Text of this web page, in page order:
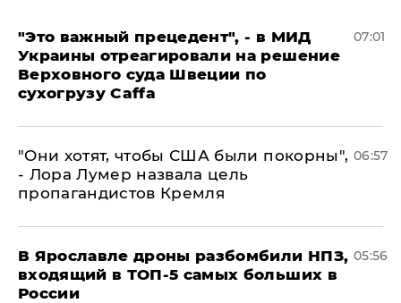
"Это важный прецедент", - в МИД
Украины отреагировали на решение
Верховного суда Швеции по
сухогрузу Caffa
07:01
"Они хотят, чтобы США были покорны",
- Лора Лумер назвала цель
пропагандистов Кремля
06:57
В Ярославле дроны разбомбили НПЗ,
входящий в ТОП-5 самых больших в
России
05:56